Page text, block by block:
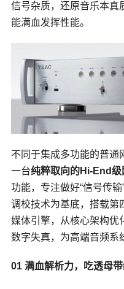
信号杂质，还原音乐本真
能满血发挥性能。
不同于集成多功能的普通
一台纯粹取向的Hi-End级
功能，专注做好“信号传
调校技术为基底，搭载第
媒体引擎，从核心架构优
数字失真，为高端音频系
01 满血解析力，吃透母